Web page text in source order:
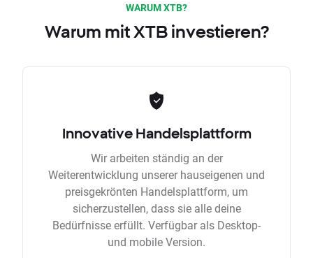
WARUM XTB?
Warum mit XTB investieren?
Innovative Handelsplattform
Wir arbeiten ständig an der
Weiterentwicklung unserer hauseigenen und
preisgekrönten Handelsplattform, um
sicherzustellen, dass sie alle deine
Bedürfnisse erfüllt. Verfügbar als Desktop-
und mobile Version.